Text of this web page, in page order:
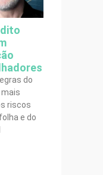
do
riscos
e do